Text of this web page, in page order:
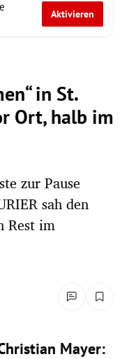
Aktivieren
in St.
Ort, halb im
zur Pause
sah den
Rest im
Mayer: